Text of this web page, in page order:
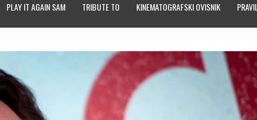
PLAY IT AGAIN SAM TRIBUTE TO KINEMATOGRAFSKI OVISNIK